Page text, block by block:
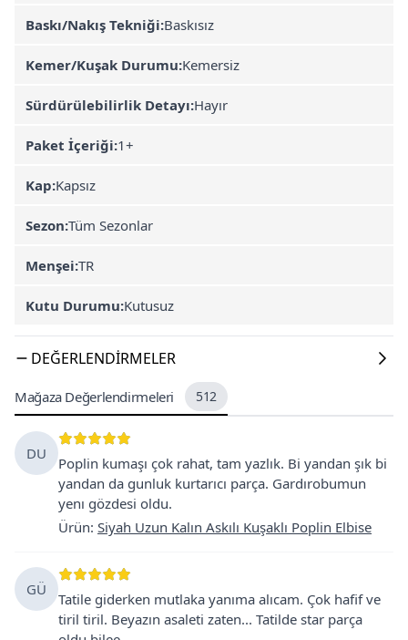
Baskı/Nakış Tekniği:Baskısız
Kemer/Kuşak Durumu:Kemersiz
Sürdürülebilirlik Detayı:Hayır
Paket İçeriği:1+
Kap:Kapsız
Sezon:Tüm Sezonlar
Menşei:TR
Kutu Durumu:Kutusuz
DEĞERLENDIRMELER
Mağaza Değerlendirmeleri 512
DU
Poplin kumaşı çok rahat, tam yazlık. Bi yandan şık bi
yandan da gunluk kurtarıcı parça. Gardırobumun
yenı gözdesi oldu.
Ürün: Siyah Uzun Kalın Askılı Kuşaklı Poplin Elbise
GÜ
Tatile giderken mutlaka yanıma alıcam. Çok hafif ve
tiril tiril. Beyazın asaleti zaten... Tatilde star parça